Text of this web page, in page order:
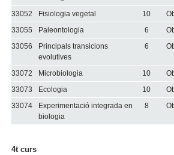
33052
Fisiologia vegetal 10
33055
Paleontologia 6
33056
Principals transicions
evolutives
6
33072 Microbiologia 10
33073
Ecologia 10
33074
Experimentació integrada en
biologia
8
4t curs